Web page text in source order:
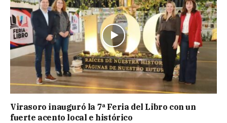
Virasoro inauguró la 7ª Feria del Libro con un
fuerte acento local e histórico